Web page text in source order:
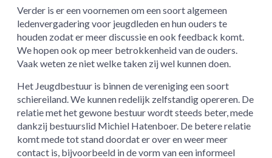
Verder is er een voornemen om een soort algemeen
ledenvergadering voor jeugdleden en hun ouders te
houden zodat er meer discussie en ook feedback komt.
We hopen ook op meer betrokkenheid van de ouders.
Vaak weten ze niet welke taken zij wel kunnen doen.
Het Jeugdbestuur is binnen de vereniging een soort
schiereiland. We kunnen redelijk zelfstandig opereren. De
relatie met het gewone bestuur wordt steeds beter, mede
dankzij bestuurslid Michiel Hatenboer. De betere relatie
komt mede tot stand doordat er over en weer meer
contact is, bijvoorbeeld in de vorm van een informeel